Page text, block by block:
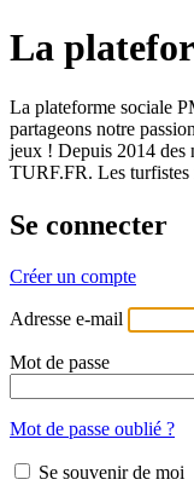
La
La plateforme sociale
partageons notre
jeux ! Depuis 2014 des
TURF.FR. Les turfistes
Se connecter
Créer un compte
Adresse e-mail
Mot de passe
Mot de passe oublié ?
Se souvenir de moi